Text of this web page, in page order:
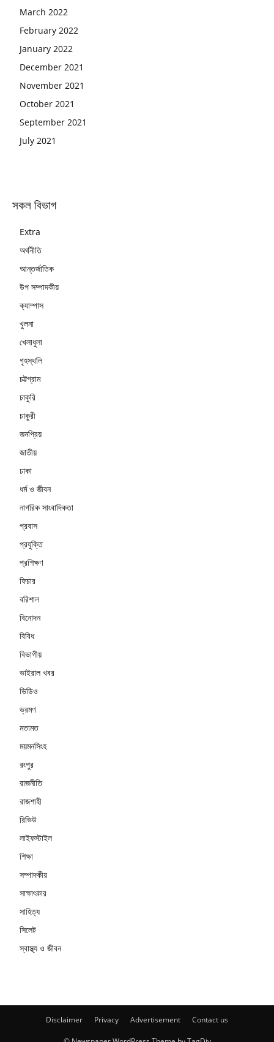
March 2022
February 2022
January 2022
December 2021
November 2021
October 2021
September 2021
July 2021
সকল বিভাগ
Extra
অর্থনীতি
আন্তর্জাতিক
উপ সম্পাদকীয়
ক্যাম্পাস
খুলনা
খেলাধুলা
গৃহস্থলি
চট্টগ্রাম
চাকুরি
চাকুরী
জনপ্রিয়
জাতীয়
ঢাকা
ধর্ম ও জীবন
নাগরিক সাংবাদিকতা
প্রবাস
প্রযুক্তি
প্রশিক্ষণ
ফিচার
বরিশাল
বিনোদন
বিবিধ
বিভাগীয়
ভাইরাল খবর
ভিডিও
ভ্রমণ
মতামত
ময়মনসিংহ
রংপুর
রাজনীতি
রাজশাহী
রিভিউ
লাইফস্টাইল
শিক্ষা
সম্পাদকীয়
সাক্ষাৎকার
সাহিত্য
সিলেট
স্বাস্থ্য ও জীবন
Disclaimer Privacy Advertisement Contact us